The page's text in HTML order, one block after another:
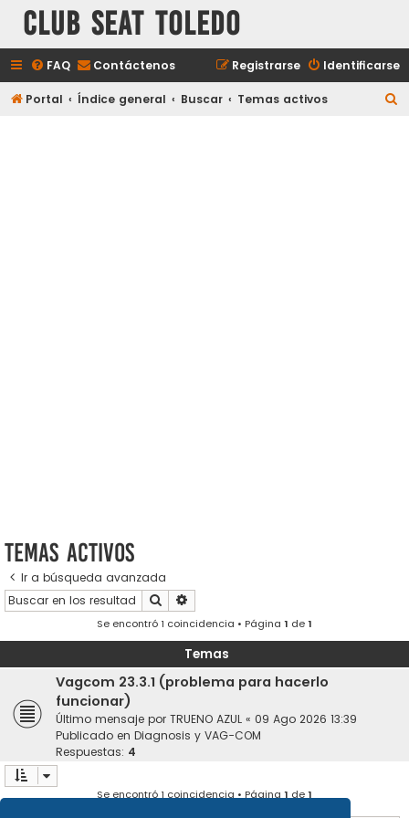
Club Seat Toledo
FAQ Contáctenos Identificarse
Registrarse
Portal Índice general Buscar Temas activos
Temas activos
Ir a búsqueda avanzada
Buscar
Se encontró 1 coincidencia • Página 1 de1
Temas
Vagcom 23.3.1 (problema para hacerlo
funcionar)
Último mensaje por TRUENO AZUL « 09 Ago 2026 13:39
Publicado en Diagnosis y VAG-COM
Respuestas: 4
Se encontró 1 coincidencia • Página1de1